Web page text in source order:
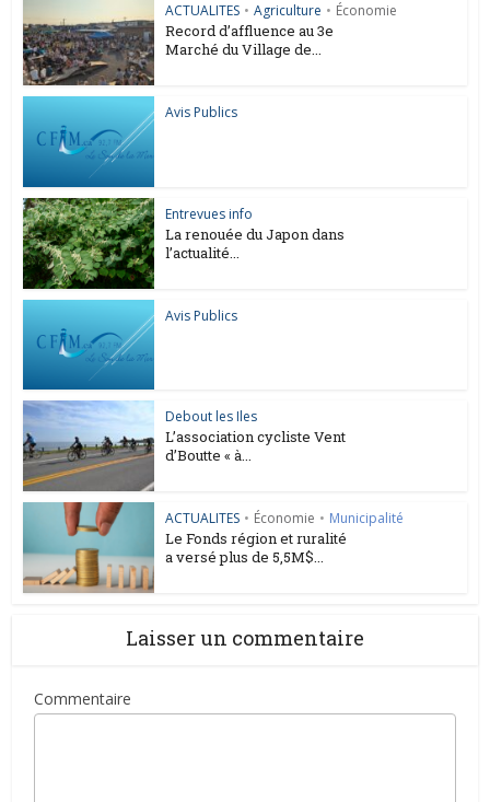
ACTUALITES • Agriculture • Économie
Record d’affluence au 3e
Marché du Village de...
Avis Publics
Entrevues info
La renouée du Japon dans
l’actualité...
Avis Publics
Debout les Iles
L’association cycliste Vent
d’Boutte « à...
ACTUALITES • Économie • Municipalité
Le Fonds région et ruralité
a versé plus de 5,5M$...
Laisser un commentaire
Commentaire